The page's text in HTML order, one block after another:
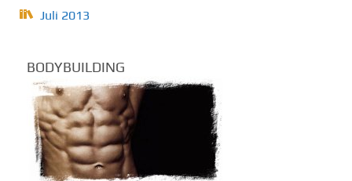
Juli 2013
BODYBUILDING